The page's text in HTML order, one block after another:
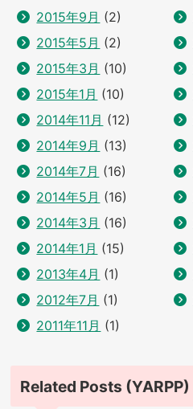
2015年9月 (2)
2015年5月 (2)
2015年3月 (10)
2015年1月 (10)
2014年11月 (12)
2014年9月 (13)
2014年7月 (16)
2014年5月 (16)
2014年3月 (16)
2014年1月 (15)
2013年4月 (1)
2012年7月 (1)
2011年11月 (1)
Related Posts (YARPP)